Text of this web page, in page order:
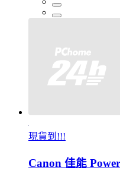
現貨到!!!
Canon 佳能